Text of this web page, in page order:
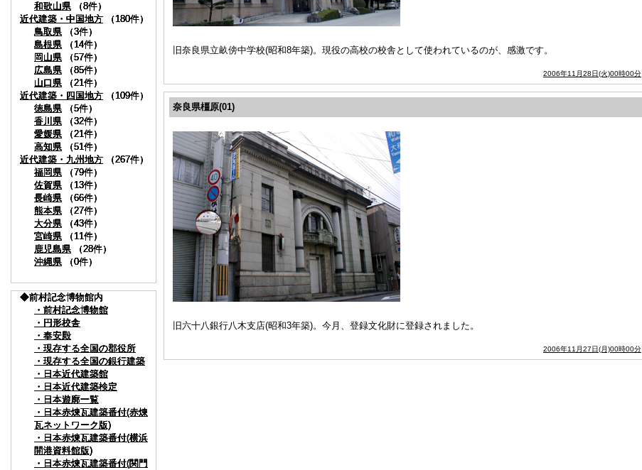
和歌山県 （8件）
近代建築・中国地方 （180件）
鳥取県 （3件）
島根県 （14件）
岡山県 （57件）
広島県 （85件）
山口県 （21件）
近代建築・四国地方 （109件）
徳島県 （5件）
香川県 （32件）
愛媛県 （21件）
高知県 （51件）
近代建築・九州地方 （267件）
福岡県 （79件）
佐賀県 （13件）
長崎県 （66件）
熊本県 （27件）
大分県 （43件）
宮崎県 （11件）
鹿児島県 （28件）
沖縄県 （0件）
◆前村記念博物館内
・前村記念博物館
・円形校舎
・奉安殿
・現存する全国の郡役所
・現存する全国の銀行建築
・日本近代建築館
・日本近代建築検定
・日本遊廓一覧
・日本赤煉瓦建築番付(赤煉
瓦ネットワーク版)
・日本赤煉瓦建築番付(横浜
開港資料館版)
・日本赤煉瓦建築番付(関門
和歌山県 （8件）
近代建築・中国地方 （180件）
鳥取県 （3件）
島根県 （14件）
岡山県 （57件）
広島県 （85件）
山口県 （21件）
近代建築・四国地方 （109件）
徳島県 （5件）
香川県 （32件）
愛媛県 （21件）
高知県 （51件）
近代建築・九州地方 （267件）
福岡県 （79件）
佐賀県 （13件）
長崎県 （66件）
熊本県 （27件）
大分県 （43件）
宮崎県 （11件）
鹿児島県 （28件）
沖縄県 （0件）
◆前村記念博物館内
・前村記念博物館
・円形校舎
・奉安殿
・現存する全国の郡役所
・現存する全国の銀行建築
・日本近代建築館
・日本近代建築検定
・日本遊廓一覧
・日本赤煉瓦建築番付(赤煉
瓦ネットワーク版)
・日本赤煉瓦建築番付(横浜
開港資料館版)
・日本赤煉瓦建築番付(関門
和歌山県 （8件）
近代建築・中国地方 （180件）
鳥取県 （3件）
島根県 （14件）
岡山県 （57件）
広島県 （85件）
山口県 （21件）
近代建築・四国地方 （109件）
徳島県 （5件）
香川県 （32件）
愛媛県 （21件）
高知県 （51件）
近代建築・九州地方 （267件）
福岡県 （79件）
佐賀県 （13件）
長崎県 （66件）
熊本県 （27件）
大分県 （43件）
宮崎県 （11件）
鹿児島県 （28件）
沖縄県 （0件）
◆前村記念博物館内
・前村記念博物館
・円形校舎
・奉安殿
・現存する全国の郡役所
・現存する全国の銀行建築
・日本近代建築館
・日本近代建築検定
・日本遊廓一覧
・日本赤煉瓦建築番付(赤煉
瓦ネットワーク版)
・日本赤煉瓦建築番付(横浜
開港資料館版)
・日本赤煉瓦建築番付(関門
旧奈良県立畝傍中学校(昭和8年築)。現役の高校の校舎として使われているのが、感激です。
2006年11月28日(火)00時00分
和歌山県 （8件）
近代建築・中国地方 （180件）
鳥取県 （3件）
島根県 （14件）
岡山県 （57件）
広島県 （85件）
山口県 （21件）
近代建築・四国地方 （109件）
徳島県 （5件）
香川県 （32件）
愛媛県 （21件）
高知県 （51件）
近代建築・九州地方 （267件）
福岡県 （79件）
佐賀県 （13件）
長崎県 （66件）
熊本県 （27件）
大分県 （43件）
宮崎県 （11件）
鹿児島県 （28件）
沖縄県 （0件）
◆前村記念博物館内
・前村記念博物館
・円形校舎
・奉安殿
・現存する全国の郡役所
・現存する全国の銀行建築
・日本近代建築館
・日本近代建築検定
・日本遊廓一覧
・日本赤煉瓦建築番付(赤煉
瓦ネットワーク版)
・日本赤煉瓦建築番付(横浜
開港資料館版)
・日本赤煉瓦建築番付(関門
奈良県橿原(01)
旧六十八銀行八木支店(昭和3年築)。今月、登録文化財に登録されました。
2006年11月27日(月)00時00分